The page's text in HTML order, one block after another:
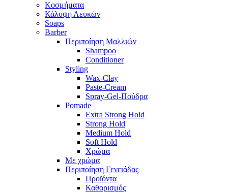
Κοσμήματα
Κάλυψη Λευκών
Soaps
Barber
Περιποίηση Μαλλιών
Shampoo
Conditioner
Styling
Wax-Clay
Paste-Cream
Spray-Gel-Πούδρα
Pomade
Extra Strong Hold
Strong Hold
Medium Hold
Soft Hold
Χρώμα
Με χρώμα
Περιποίηση Γενειάδας
Προϊόντα
Καθαρισμός